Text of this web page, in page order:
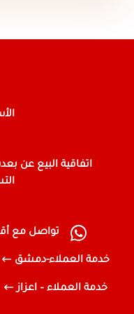
اتفاقية البيع عن بعد
تواصل مع
خدمة العملاء-دمشق
خدمة العملاء – اعزاز